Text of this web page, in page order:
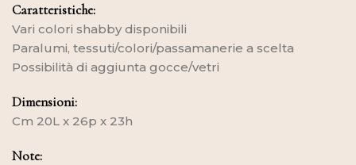
Caratteristiche:
Vari colori shabby disponibili
Paralumi, tessuti/colori/passamanerie a scelta
Possibilità di aggiunta gocce/vetri
Dimensioni:
Cm 20L x 26p x 23h
Note: